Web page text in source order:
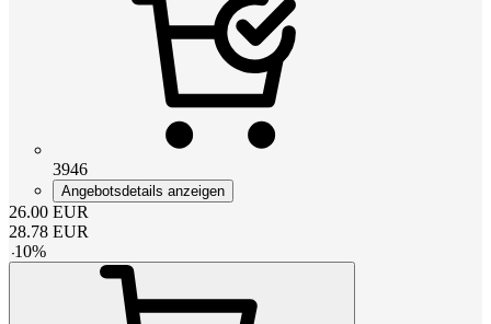
3946
Angebotsdetails anzeigen
26.00 EUR
28.78 EUR
-10%